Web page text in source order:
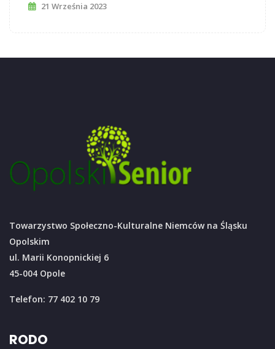
21 Września 2023
Towarzystwo Społeczno-Kulturalne Niemców na Śląsku
Opolskim
ul. Marii Konopnickiej 6
45-004 Opole
Telefon: 77 402 10 79
RODO